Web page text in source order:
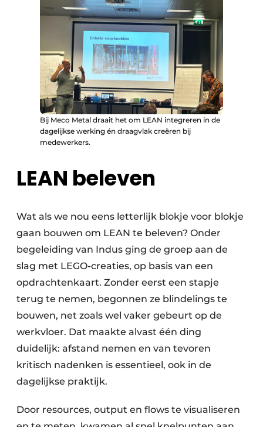
Bij Meco Metal draait het om LEAN integreren in de
dagelijkse werking én draagvlak creëren bij
medewerkers.
LEAN beleven
Wat als we nou eens letterlijk blokje voor blokje
gaan bouwen om LEAN te beleven? Onder
begeleiding van Indus ging de groep aan de
slag met LEGO-creaties, op basis van een
opdrachtenkaart. Zonder eerst een stapje
terug te nemen, begonnen ze blindelings te
bouwen, net zoals wel vaker gebeurt op de
werkvloer. Dat maakte alvast één ding
duidelijk: afstand nemen en van tevoren
kritisch nadenken is essentieel, ook in de
dagelijkse praktijk.
Door resources, output en flows te visualiseren